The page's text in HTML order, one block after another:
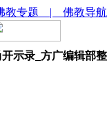
教专题 | 佛教导
示录_方广编辑部